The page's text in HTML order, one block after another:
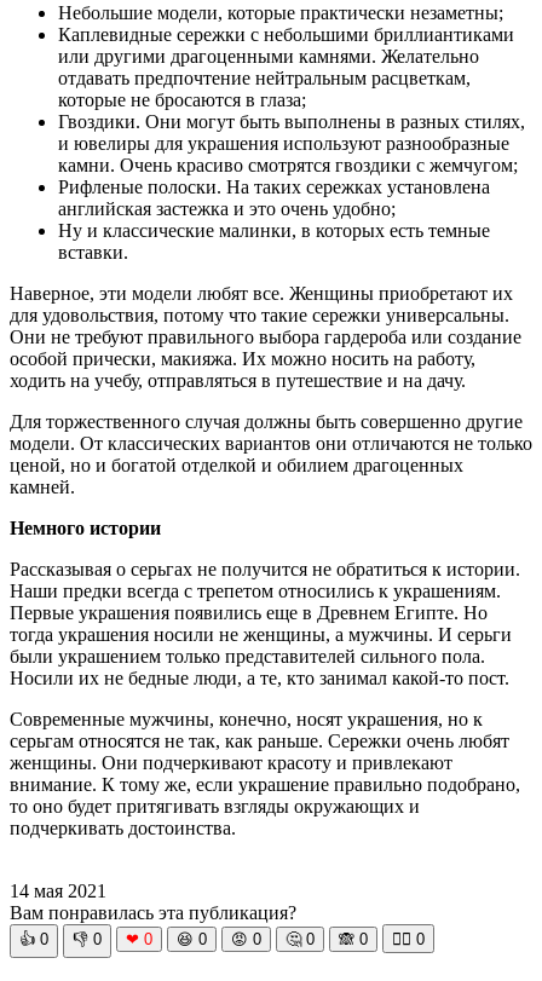
Небольшие модели, которые практически незаметны;
Каплевидные сережки с небольшими бриллиантиками
или другими драгоценными камнями. Желательно
отдавать предпочтение нейтральным расцветкам,
которые не бросаются в глаза;
Гвоздики. Они могут быть выполнены в разных стилях,
и ювелиры для украшения используют разнообразные
камни. Очень красиво смотрятся гвоздики с жемчугом;
Рифленые полоски. На таких сережках установлена
английская застежка и это очень удобно;
Ну и классические малинки, в которых есть темные
вставки.
Наверное, эти модели любят все. Женщины приобретают их
для удовольствия, потому что такие сережки универсальны.
Они не требуют правильного выбора гардероба или создание
особой прически, макияжа. Их можно носить на работу,
ходить на учебу, отправляться в путешествие и на дачу.
Для торжественного случая должны быть совершенно другие
модели. От классических вариантов они отличаются не только
ценой, но и богатой отделкой и обилием драгоценных
камней.
Немного истории
Рассказывая о серьгах не получится не обратиться к истории.
Наши предки всегда с трепетом относились к украшениям.
Первые украшения появились еще в Древнем Египте. Но
тогда украшения носили не женщины, а мужчины. И серьги
были украшением только представителей сильного пола.
Носили их не бедные люди, а те, кто занимал какой-то пост.
Современные мужчины, конечно, носят украшения, но к
серьгам относятся не так, как раньше. Сережки очень любят
женщины. Они подчеркивают красоту и привлекают
внимание. К тому же, если украшение правильно подобрано,
то оно будет притягивать взгляды окружающих и
подчеркивать достоинства.
14 мая 2021
Вам понравилась эта публикация?
👍 0 👎 0 ❤ 0 😆 0 😡 0 🤔 0 🙈 0 🧘‍♀️ 0